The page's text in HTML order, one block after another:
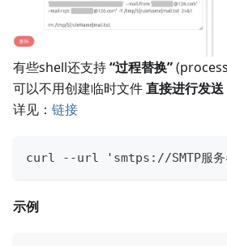
有些shell还支持“过程替换”
可以不用创建临时文件直接进行发送
详见： 链接
curl --url 'smtps://SMTP服务
示例